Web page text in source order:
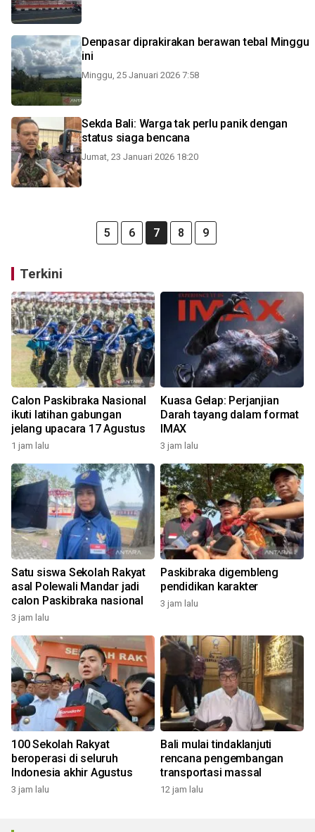
Denpasar diprakirakan berawan tebal Minggu
ini
Minggu, 25 Januari 2026 7:58
Sekda Bali: Warga tak perlu panik dengan
status siaga bencana
Jumat, 23 Januari 2026 18:20
5 6 7 8 9
Terkini
Calon Paskibraka Nasional
ikuti latihan gabungan
jelang upacara 17 Agustus
1 jam lalu
Kuasa Gelap: Perjanjian
Darah tayang dalam format
IMAX
3 jam lalu
Satu siswa Sekolah Rakyat
asal Polewali Mandar jadi
calon Paskibraka nasional
3 jam lalu
Paskibraka digembleng
pendidikan karakter
3 jam lalu
100 Sekolah Rakyat
beroperasi di seluruh
Indonesia akhir Agustus
3 jam lalu
Bali mulai tindaklanjuti
rencana pengembangan
transportasi massal
12 jam lalu